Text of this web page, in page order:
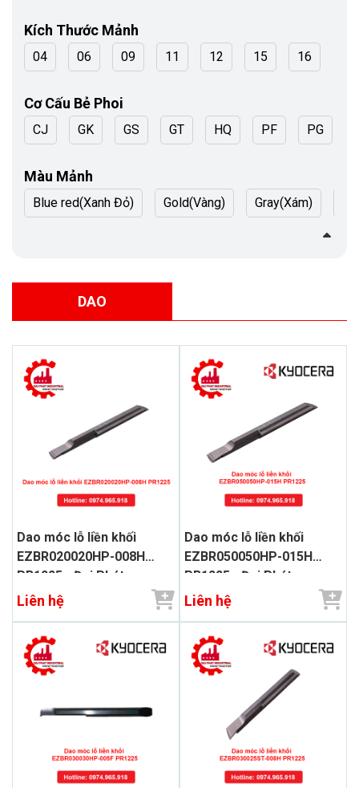
Kích Thước Mảnh
04 06 09 11 12 15 16
Cơ Cấu Bẻ Phoi
CJ GK GS GT HQ PF PG
Màu Mảnh
Blue red(Xanh Đỏ) Gold(Vàng) Gray(Xám)
DAO
Dao móc lỗ liền khối
EZBR020020HP-008H
PR1225 - Đại Phát
Liên hệ
Dao móc lỗ liền khối
EZBR050050HP-015H
PR1225 - Đại Phát
Liên hệ